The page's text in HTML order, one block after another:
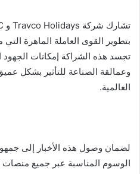
بتطوير القوى العاملة الماهرة
تجسد هذه الشراكة إمكانات الجهود
وعمالقة الصناعة للتأثير بشكل
العالمية.
لضمان وصول هذه الأخبار إلى
الوسوم المناسبة عبر جميع منصات